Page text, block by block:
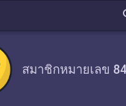
สมาชิกหมายเลข